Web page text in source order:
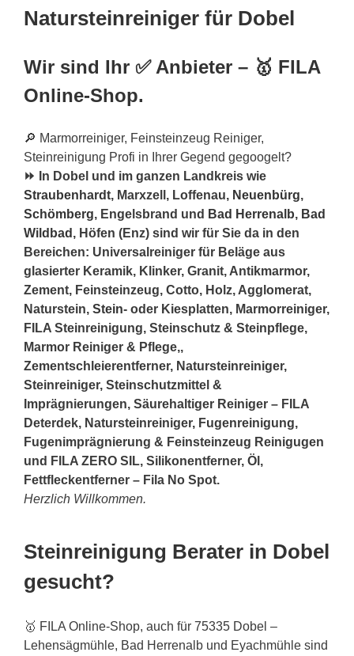
Natursteinreiniger für Dobel
Wir sind Ihr ✅ Anbieter – 🥇 FILA
Online-Shop.
🔎 Marmorreiniger, Feinsteinzeug Reiniger,
Steinreinigung Profi in Ihrer Gegend gegoogelt?
⏩ In Dobel und im ganzen Landkreis wie
Straubenhardt, Marxzell, Loffenau, Neuenbürg,
Schömberg, Engelsbrand und Bad Herrenalb, Bad
Wildbad , Höfen (Enz) sind wir für Sie da in den
Bereichen: Universalreiniger für Beläge aus
glasierter Keramik, Klinker, Granit, Antikmarmor,
Zement, Feinsteinzeug, Cotto, Holz, Agglomerat,
Naturstein, Stein- oder Kiesplatten, Marmorreiniger,
FILA Steinreinigung, Steinschutz & Steinpflege,
Marmor Reiniger & Pflege,,
Zementschleierentferner, Natursteinreiniger,
Steinreiniger, Steinschutzmittel &
Imprägnierungen, Säurehaltiger Reiniger – FILA
Deterdek, Natursteinreiniger, Fugenreinigung,
Fugenimprägnierung & Feinsteinzeug Reinigugen
und FILA ZERO SIL, Silikonentferner, Öl,
Fettfleckentferner – Fila No Spot.
Herzlich Willkommen.
Steinreinigung Berater in Dobel
gesucht?
🥇 FILA Online-Shop, auch für 75335 Dobel –
Lehensägmühle, Bad Herrenalb und Eyachmühle sind